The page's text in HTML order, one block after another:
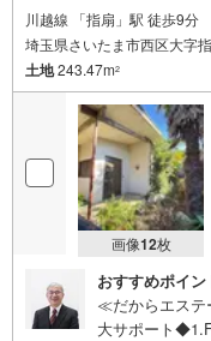
川越線 「指扇」駅 徒歩9分
埼玉県さいたま市西区大字
土地243.47m2
画像12枚
おすすめポイン
≪だからエス
大サポート